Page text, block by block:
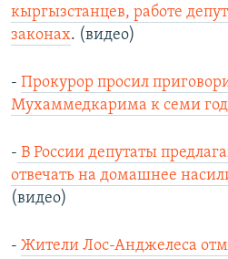
кыргызстанцев, работе
законах. (видео)
- Прокурор просил
Мухаммедкарима к семи
- В России депутаты
отвечать на домашнее
(видео)
- Жители Лос-Анджелеса